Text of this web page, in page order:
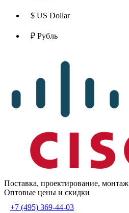
$ US Dollar
₽ Рубль
Поставка, проектирование, монтаж
Оптовые цены и скидки
+7 (495) 369-44-03